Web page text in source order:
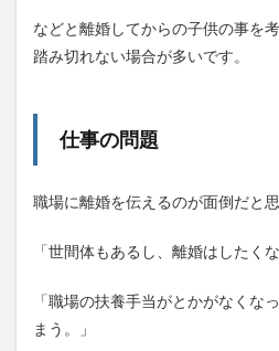
などと離婚してからの子供の事を
踏み切れない場合が多いです。
仕事の問題
職場に離婚を伝えるのが面倒だと
「世間体もあるし、離婚はしたくな
「職場の扶養手当がとかがなくな
まう。」